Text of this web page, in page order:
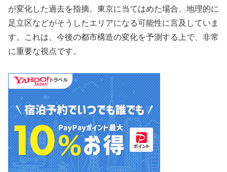
が変化した過去を指摘。東京に当てはめた場合、地理的に
足立区などがそうしたエリアになる可能性に言及していま
す。これは、今後の都市構造の変化を予測する上で、非常
に重要な視点です。